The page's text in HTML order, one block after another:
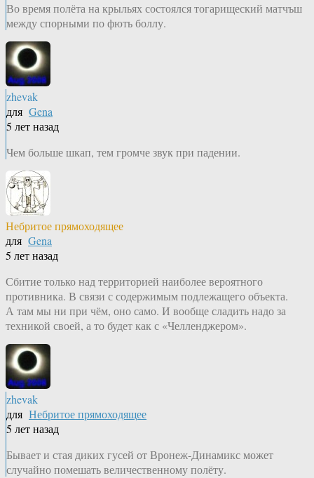
Во время полёта на крыльях состоялся тогарищеский матчъш
между спорными по фють боллу.
zhevak
для Gena
5 лет назад
Чем больше шкап, тем громче звук при падении.
Небритое прямоходящее
для Gena
5 лет назад
Сбитие только над территорией наиболее вероятного
противника. В связи с содержимым подлежащего объекта.
А там мы ни при чём, оно само. И вообще сладить надо за
техникой своей, а то будет как с «Челленджером».
zhevak
для Небритое прямоходящее
5 лет назад
Бывает и стая диких гусей от Вронеж-Динамикс может
случайно помешать величественному полёту.